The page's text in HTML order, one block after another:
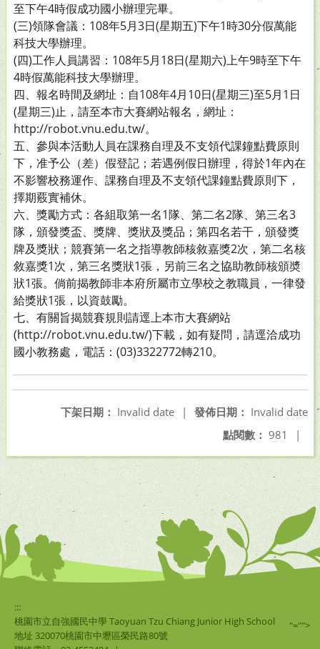
至下午4時假成功國小辦理完畢。
(三)領隊會議：108年5月3日(星期五)下午1時30分假萬能
科技大學辦理。
(四)工作人員講習：108年5月18日(星期六)上午9時至下午
4時假萬能科技大學辦理。
四、報名時間及網址：自108年4月10日(星期三)至5月1日
(星期三)止，請至本市大賽網站報名，網址：
http://robot.vnu.edu.tw/。
五、參與本活動人員在課務自理及不支領代課鐘點費原則
下，准予公（差）假登記；若遇例假日辦理，得於1年內在
不影響校務運作、課務自理及不支領代課鐘點費原則下，
擇期覈實補休。
六、獎勵方式：各組取第一名1隊、第二名2隊、第三名3
隊，頒發獎盃、獎牌、獎狀及獎品；第四名若干，頒發獎
牌及獎狀；競賽第一名之指導教師核敘嘉獎2次，第二名核
敘嘉獎1次，第三名獎狀1張，另前三名之協助教師核頒奬
狀1張。倘前揭教師非本府所屬市立學校之教職員，一律發
給獎狀1張，以資鼓勵。
七、有關旨揭競賽規則請逕上本市大賽網站
(http://robot.vnu.edu.tw/)下載，如有疑問，請逕洽成功
國小教務處，電話：(03)3322772轉210。
發佈日期： Invalid date
下架日期： Invalid date
|
點閱數： 981 |
:::
桃園市立自強國民中學 Taoyuan Tzu Chiang Junior High School
地址 320070桃園市中壢區榮民路80號
"="">